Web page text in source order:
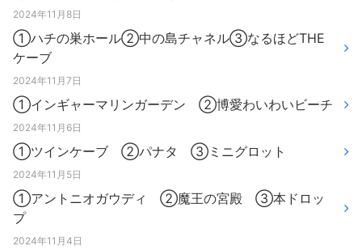
2024年11月8日
①ハチの巣ホール②中の島チャネル③なるほどTHE
ケーブ
2024年11月7日
①インギャーマリンガーデン ②博愛わいわいビーチ
2024年11月6日
①ツインケーブ ②パナタ ③ミニグロット
2024年11月5日
①アントニオガウディ ②魔王の宮殿 ③本ドロッ
プ
2024年11月4日